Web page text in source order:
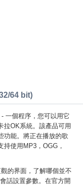
64 bit)
一個程序，您可以用它
拉OK系統。該產品可用
功能。將正在播放的歌
持使用MP3，OGG，
的界面，了解哪個並不
話設置參數。在官方開